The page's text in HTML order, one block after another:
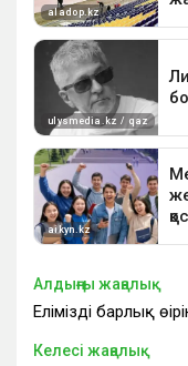
Алдыңғы жаңалық
Еліміздің барлық
Келесі жаңалық